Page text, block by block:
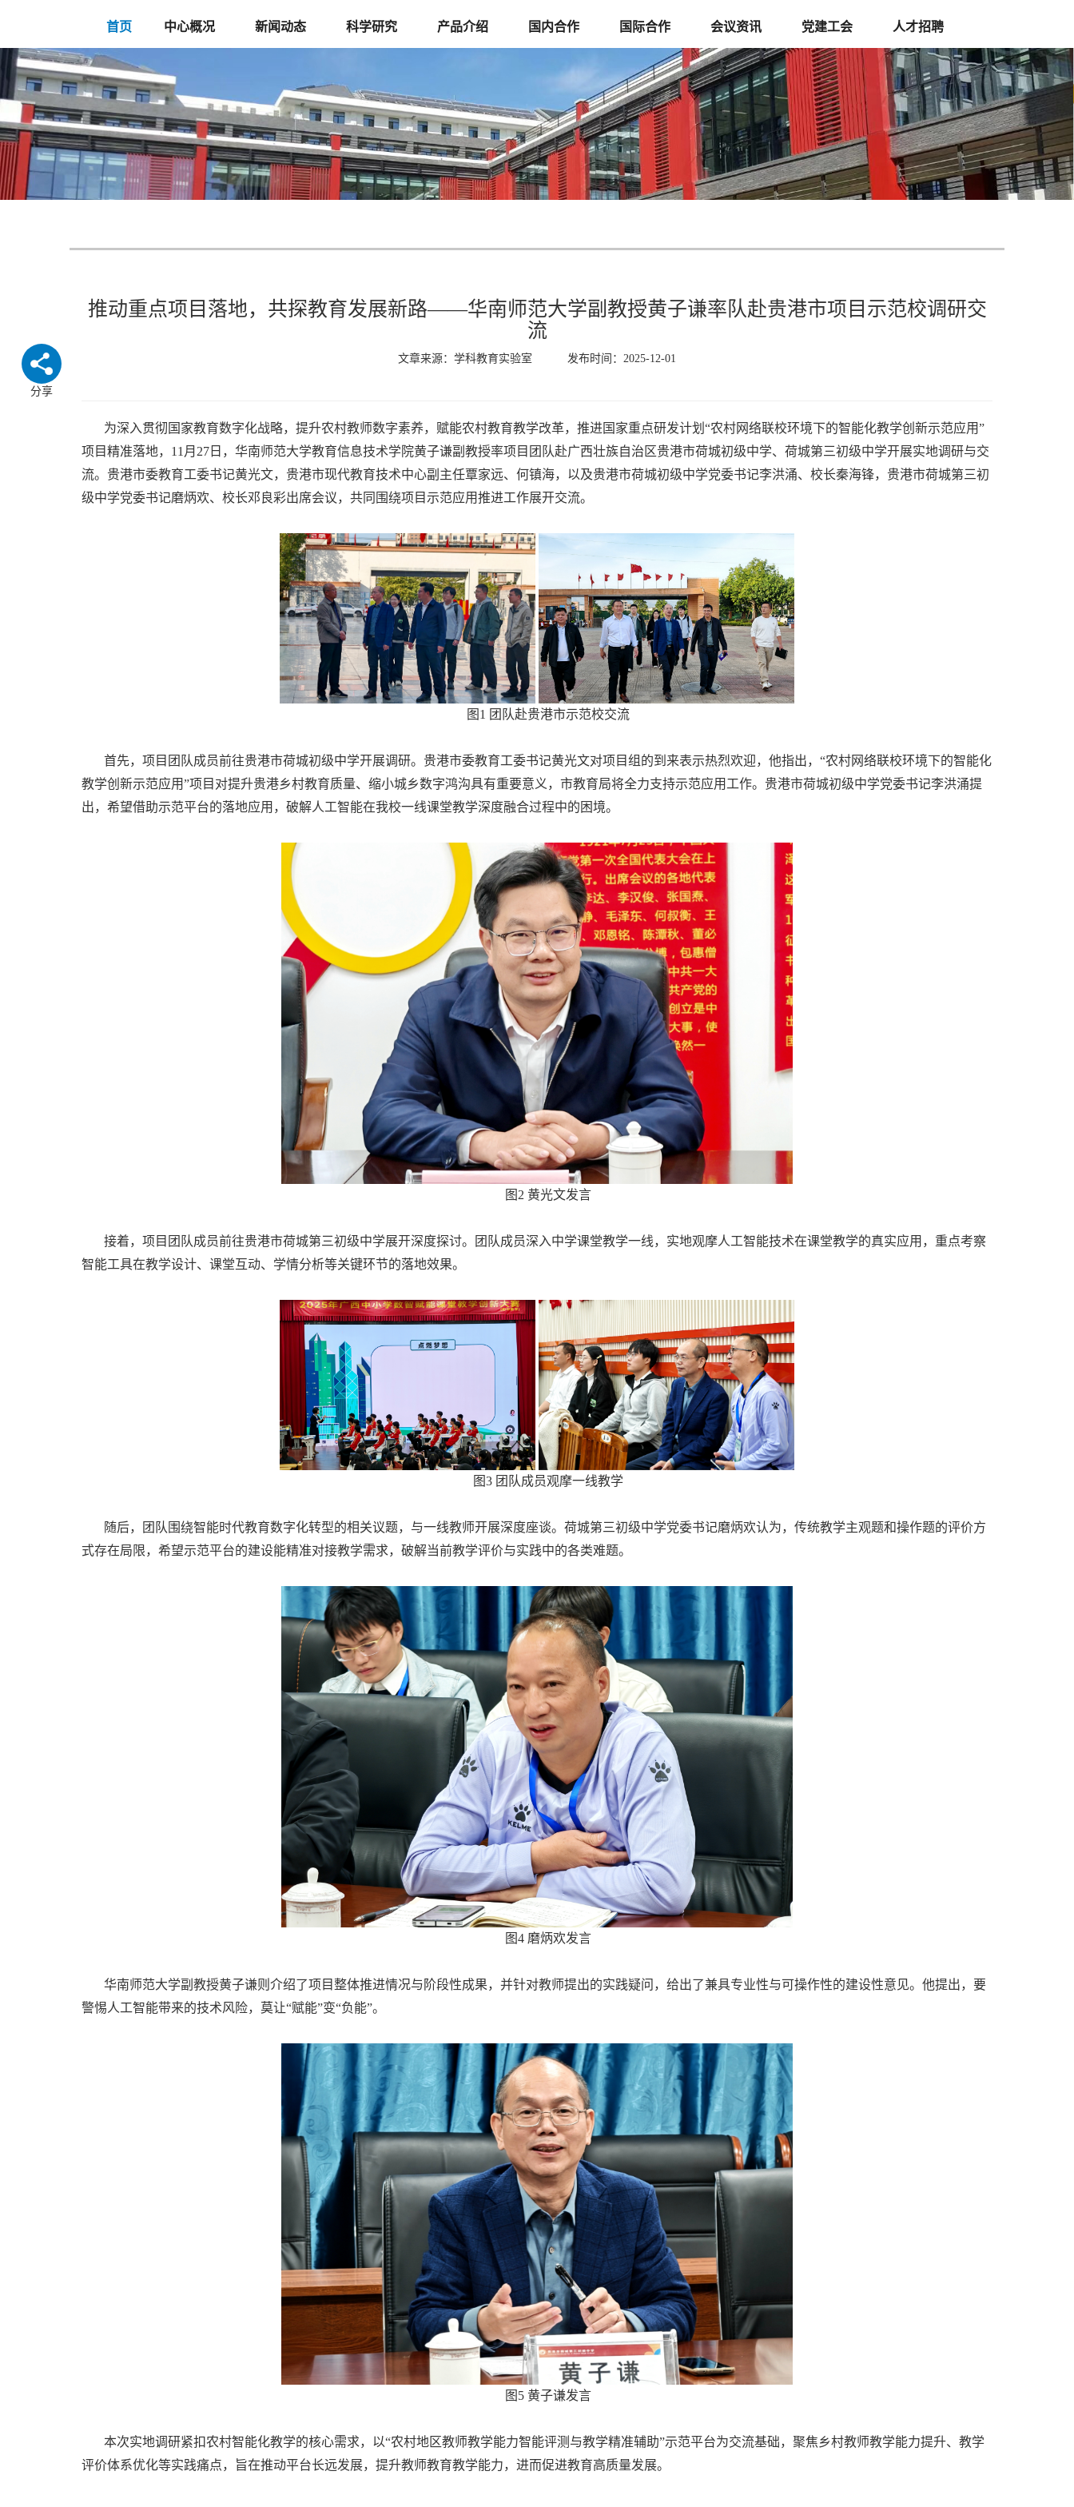
首页 中心概况 新闻动态 科学研究 产品介绍 国内合作 国际合作 会议资讯 党建工会 人才招聘
分享
推动重点项目落地，共探教育发展新路——华南师范大学副教授黄子谦率队赴贵港市项目示范校调研交
流
文章来源：学科教育实验室 发布时间：2025-12-01
为深入贯彻国家教育数字化战略，提升农村教师数字素养，赋能农村教育教学改革，推进国家重点研发计划“农村网络联校环境下的智能化教学创新示范应用”
项目精准落地，11月27日，华南师范大学教育信息技术学院黄子谦副教授率项目团队赴广西壮族自治区贵港市荷城初级中学、荷城第三初级中学开展实地调研与交
流。贵港市委教育工委书记黄光文，贵港市现代教育技术中心副主任覃家远、何镇海，以及贵港市荷城初级中学党委书记李洪涌、校长秦海锋，贵港市荷城第三初
级中学党委书记磨炳欢、校长邓良彩出席会议，共同围绕项目示范应用推进工作展开交流。
图1 团队赴贵港市示范校交流
首先，项目团队成员前往贵港市荷城初级中学开展调研。贵港市委教育工委书记黄光文对项目组的到来表示热烈欢迎，他指出，“农村网络联校环境下的智能化
教学创新示范应用”项目对提升贵港乡村教育质量、缩小城乡数字鸿沟具有重要意义，市教育局将全力支持示范应用工作。贵港市荷城初级中学党委书记李洪涌提
出，希望借助示范平台的落地应用，破解人工智能在我校一线课堂教学深度融合过程中的困境。
图2 黄光文发言
接着，项目团队成员前往贵港市荷城第三初级中学展开深度探讨。团队成员深入中学课堂教学一线，实地观摩人工智能技术在课堂教学的真实应用，重点考察
智能工具在教学设计、课堂互动、学情分析等关键环节的落地效果。
图3 团队成员观摩一线教学
随后，团队围绕智能时代教育数字化转型的相关议题，与一线教师开展深度座谈。荷城第三初级中学党委书记磨炳欢认为，传统教学主观题和操作题的评价方
式存在局限，希望示范平台的建设能精准对接教学需求，破解当前教学评价与实践中的各类难题。
图4 磨炳欢发言
华南师范大学副教授黄子谦则介绍了项目整体推进情况与阶段性成果，并针对教师提出的实践疑问，给出了兼具专业性与可操作性的建设性意见。他提出，要
警惕人工智能带来的技术风险，莫让“赋能”变“负能”。
图5 黄子谦发言
本次实地调研紧扣农村智能化教学的核心需求，以“农村地区教师教学能力智能评测与教学精准辅助”示范平台为交流基础，聚焦乡村教师教学能力提升、教学
评价体系优化等实践痛点，旨在推动平台长远发展，提升教师教育教学能力，进而促进教育高质量发展。